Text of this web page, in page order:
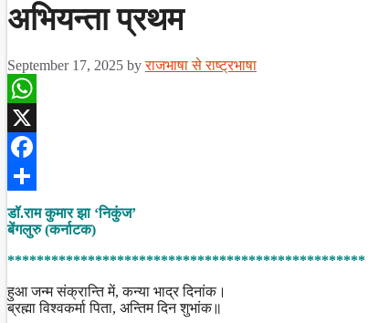
अभियन्ता प्रथम
September 17, 2025 byराजभाषा से राष्ट्रभाषा
WhatsApp
X
Facebook
Share
डॉ.राम कुमार झा ‘निकुंज’
बेंगलुरु (कर्नाटक)
*************************************************
हुआ जन्म संक्रान्ति में, कन्या भाद्र दिनांक।
ब्रह्मा विश्वकर्मा पिता, अन्तिम दिन शुभांक॥